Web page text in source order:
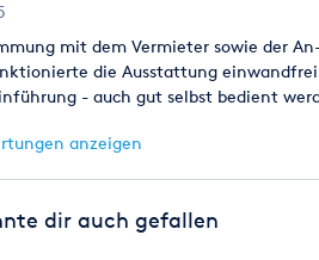
mit dem Vermieter sowie der
die Ausstattung
- auch gut selbst bedient
anzeigen
dir auch gefallen